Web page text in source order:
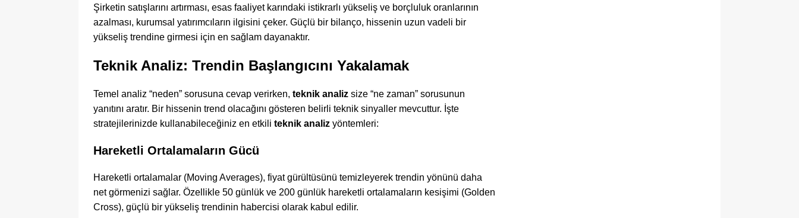
Şirketin satışlarını artırması, esas faaliyet karındaki istikrarlı yükseliş ve borçluluk oranlarının
azalması, kurumsal yatırımcıların ilgisini çeker. Güçlü bir bilanço, hissenin uzun vadeli bir
yükseliş trendine girmesi için en sağlam dayanaktır.
Teknik Analiz: Trendin Başlangıcını Yakalamak
Temel analiz “neden” sorusuna cevap verirken, teknik analiz size “ne zaman” sorusunun
yanıtını aratır. Bir hissenin trend olacağını gösteren belirli teknik sinyaller mevcuttur. İşte
stratejilerinizde kullanabileceğiniz en etkili teknik analiz yöntemleri:
Hareketli Ortalamaların Gücü
Hareketli ortalamalar (Moving Averages), fiyat gürültüsünü temizleyerek trendin yönünü daha
net görmenizi sağlar. Özellikle 50 günlük ve 200 günlük hareketli ortalamaların kesişimi (Golden
Cross), güçlü bir yükseliş trendinin habercisi olarak kabul edilir.